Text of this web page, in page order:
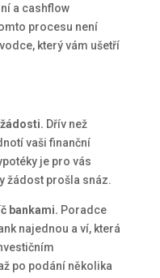
a cashflow
procesu není
který vám ušetří
Dřív než
vaši finanční
je pro vás
žádost prošla snáz.
bankami. Poradce
najednou a ví, která
po podání několika